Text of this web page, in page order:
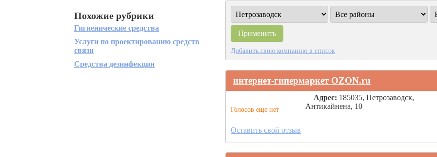
Добавить свою компанию в список
интернет-гипермаркет OZON.ru
Голосов еще нет
Адрес: 185035, Петрозаводск,
Антикайнена, 10
Оставить свой отзыв
Похожие рубрики
Гигиенические средства
Услуги по проектированию средств
связи
Средства дезинфекции